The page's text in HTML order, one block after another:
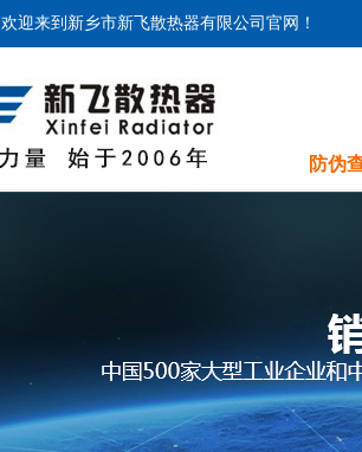
欢迎来到新乡市新飞散热器有限公司官网！
防伪